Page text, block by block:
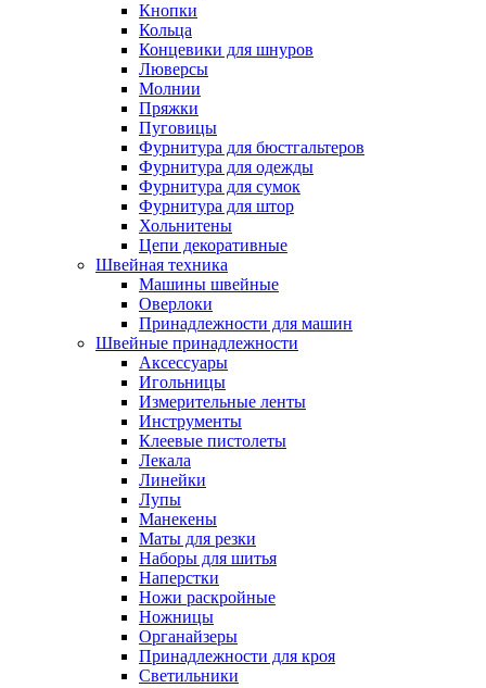
Кнопки
Кольца
Концевики для шнуров
Люверсы
Молнии
Пряжки
Пуговицы
Фурнитура для бюстгальтеров
Фурнитура для одежды
Фурнитура для сумок
Фурнитура для штор
Хольнитены
Цепи декоративные
Швейная техника
Машины швейные
Оверлоки
Принадлежности для машин
Швейные принадлежности
Аксессуары
Игольницы
Измерительные ленты
Инструменты
Клеевые пистолеты
Лекала
Линейки
Лупы
Манекены
Маты для резки
Наборы для шитья
Наперстки
Ножи раскройные
Ножницы
Органайзеры
Принадлежности для кроя
Светильники